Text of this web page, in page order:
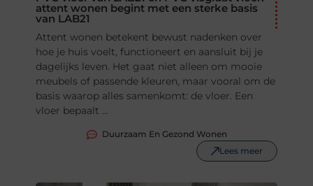
attent wonen begint met een sterke basis
van LAB21
Attent wonen betekent bewust nadenken over
hoe je huis voelt, functioneert en aansluit bij je
dagelijks leven. Het gaat niet alleen om mooie
meubels of passende kleuren, maar vooral om de
basis waarop alles samenkomt: de vloer. Een
vloer bepaalt ...
Duurzaam En Gezond Wonen
Lees meer